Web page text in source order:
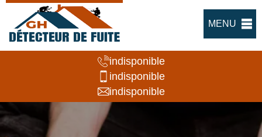
MENU
indisponible
indisponible
indisponible